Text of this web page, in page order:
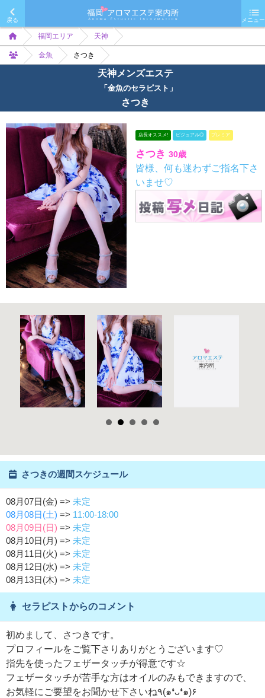
戻る メニュー
福岡エリア 天神
金魚 さつき
天神メンズエステ
「金魚のセラピスト」
さつき
店長オススメ! ビジュアル◎ プレミア
さつき 30歳
皆様、何も迷わずご指名下さ
いませ♡
さつきの週間スケジュール
08月07日(金) => 未定
08月08日(土) => 11:00-18:00
08月09日(日) => 未定
08月10日(月) => 未定
08月11日(火) => 未定
08月12日(水) => 未定
08月13日(木) => 未定
セラピストからのコメント
初めまして、さつきです。
プロフィールをご覧下さりありがとうございます♡
指先を使ったフェザータッチが得意です☆
フェザータッチが苦手な方はオイルのみもできますので、
お気軽にご要望をお聞かせ下さいね٩(๑❛ᴗ❛๑)۶